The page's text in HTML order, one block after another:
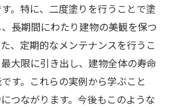
。特に、二度塗りを行うことで塗
長期間にわたり建物の美観を保つ
、定期的なメンテナンスを行うこ
大限に引き出し、建物全体の寿命
す。これらの実例から学ぶこと
つながります。今後もこのような